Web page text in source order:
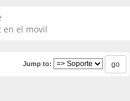
en el movil
Jump to: